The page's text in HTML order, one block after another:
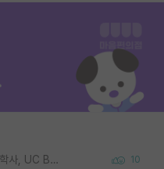
Korea University 수학, 컴퓨터과학 이학사, UC Berkeley 산업공학 대학원 공학박사가 되는 것은 쉽지 않겠죠? 10